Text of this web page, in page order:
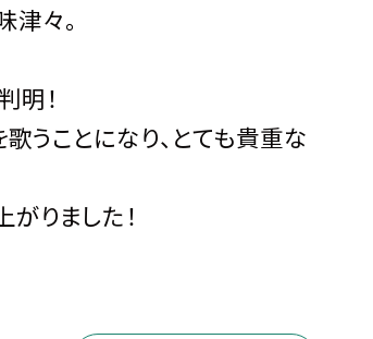
津々。
明！
うことになり、とても貴重な
りました！